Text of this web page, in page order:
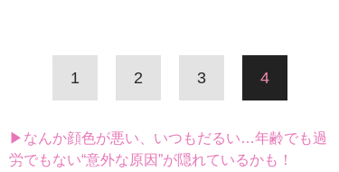
1 2 3 4
▶なんか顔色が悪い、いつもだるい…年齢でも過
労でもない“意外な原因”が隠れているかも！